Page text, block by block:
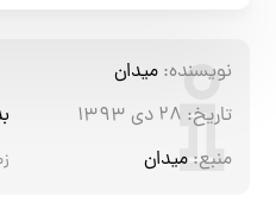
نویسنده: میدان
تاریخ: ۲۸ دی ۱۳۹۳
منبع: میدان